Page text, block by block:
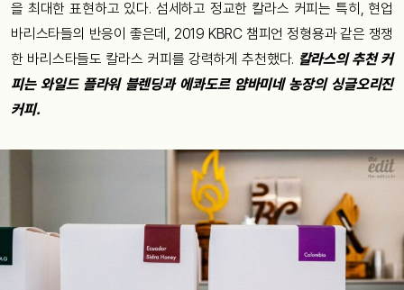
을 최대한 표현하고 있다. 섬세하고 정교한 칼라스 커피는 특히, 현업
바리스타들의 반응이 좋은데, 2019 KBRC 챔피언 정형용과 같은 쟁쟁
한 바리스타들도 칼라스 커피를 강력하게 추천했다. 칼라스의 추천 커
피는 와일드 플라워 블렌딩과 에콰도르 얌바미네 농장의 싱글오리진
커피.